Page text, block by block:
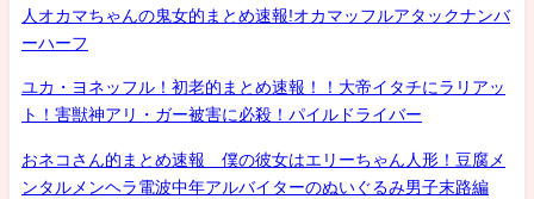
人オカマちゃんの鬼女的まとめ速報!オカマッフルアタックナンバ
ーハーフ
ユカ・ヨネッフル！初老的まとめ速報！！大帝イタチにラリアッ
ト！害獣神アリ・ガー被害に必殺！パイルドライバー
おネコさん的まとめ速報 僕の彼女はエリーちゃん人形！豆腐メ
ンタルメンヘラ電波中年アルバイターのぬいぐるみ男子末路編